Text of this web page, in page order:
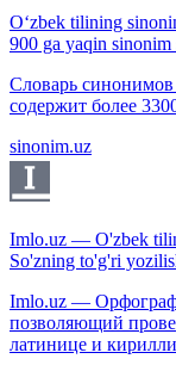
O‘zbek tilining
900 ga yaqin sinonim
Словарь синонимов
содержит более
sinonim.uz
Imlo.uz — O'zbek
So'zning to'g'ri
Imlo.uz —
позволяющий
латинице и